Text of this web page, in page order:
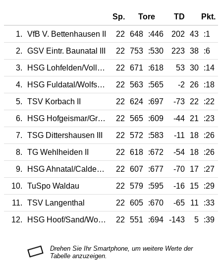
Sp. Tore TD Pkt.
1. VfB V. Bettenhausen II 22 648 :446 202 43
:1
2.
GSV Eintr. Baunatal III 22 753 :530 223 38
:6
3.
HSG Lohfelden/Vollmarshausen II 22 671 :618 53 30
:14
4.
HSG Fuldatal/Wolfsanger III 22 563 :565 -2 26
:18
5.
TSV Korbach II 22 624 :697 -73 22
:22
6.
HSG Hofgeismar/Grebenstein III 22 565 :609 -44 21
:23
7.
TSG Dittershausen III 22 572 :583 -11 18
:26
8.
TG Wehlheiden II 22 618 :672 -54 18
:26
9.
HSG Ahnatal/Calden II 22 607 :677 -70 17
:27
10.
TuSpo Waldau 22 579 :595 -16 15
:29
11.
TSV Langenthal 22 605 :670 -65 11
:33
12.
HSG Hoof/Sand/Wolfhagen II 22 551 :694 -143 5 :39